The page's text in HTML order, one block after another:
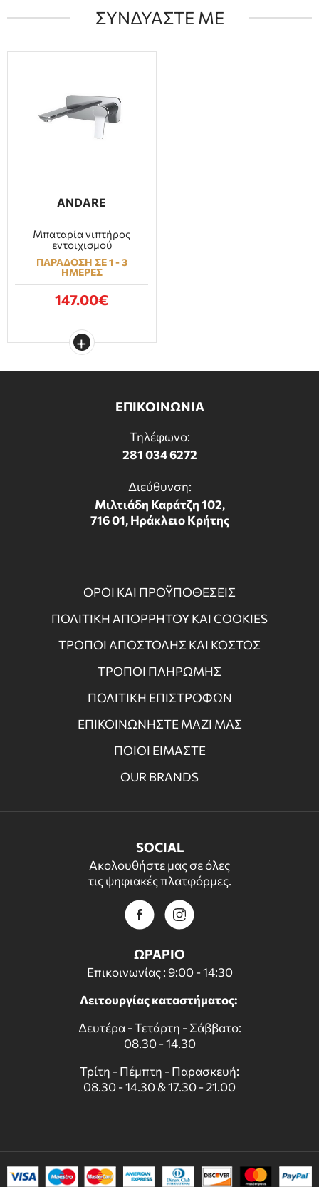
ΣΥΝΔΥΑΣΤΕ ΜΕ
ANDARE
Μπαταρία νιπτήρος
εντοιχισμού
ΠΑΡΑΔΟΣΗ ΣΕ 1 - 3
ΗΜΕΡΕΣ
147.00€
ΕΠΙΚΟΙΝΩΝΙΑ
Τηλέφωνο:
281 034 6272
Διεύθυνση:
Μιλτιάδη Καράτζη 102,
716 01, Ηράκλειο Κρήτης
ΟΡΟΙ ΚΑΙ ΠΡΟΫΠΟΘΕΣΕΙΣ
ΠΟΛΙΤΙΚΗ ΑΠΟΡΡΗΤΟΥ ΚΑΙ COOKIES
ΤΡΟΠΟΙ ΑΠΟΣΤΟΛΗΣ ΚΑΙ ΚΟΣΤΟΣ
ΤΡΟΠΟΙ ΠΛΗΡΩΜΗΣ
ΠΟΛΙΤΙΚΗ ΕΠΙΣΤΡΟΦΩΝ
ΕΠΙΚΟΙΝΩΝΗΣΤΕ ΜΑΖΙ ΜΑΣ
ΠΟΙΟΙ ΕΙΜΑΣΤΕ
OUR BRANDS
SOCIAL
Ακολουθήστε μας σε όλες
τις ψηφιακές πλατφόρμες.
ΩΡΑΡΙΟ
Επικοινωνίας : 9:00 - 14:30
Λειτουργίας καταστήματος:
Δευτέρα - Τετάρτη - Σάββατο:
08.30 - 14.30
Τρίτη - Πέμπτη - Παρασκευή:
08.30 - 14.30 & 17.30 - 21.00